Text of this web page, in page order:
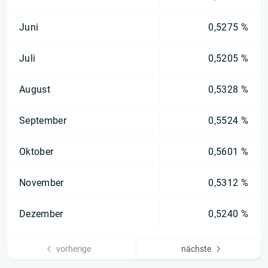
Juni 0,5275 %
Juli 0,5205 %
August 0,5328 %
September 0,5524 %
Oktober 0,5601 %
November 0,5312 %
Dezember 0,5240 %
vorherige nächste